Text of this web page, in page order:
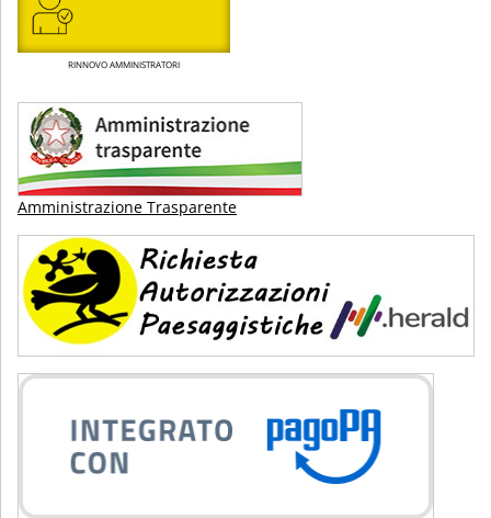
RINNOVO AMMINISTRATORI
Amministrazione Trasparente